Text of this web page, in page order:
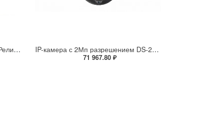
Взрывозащищенная IP-камера Релион Релион-Exd-Н-100-ИК-IP5Мп3.6mm-PoE-МК-TR IP-камера с 2Мп разрешением DS-2DE4225IW-DE(S5)
71 967.80 ₽